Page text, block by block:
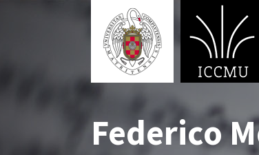
Federico